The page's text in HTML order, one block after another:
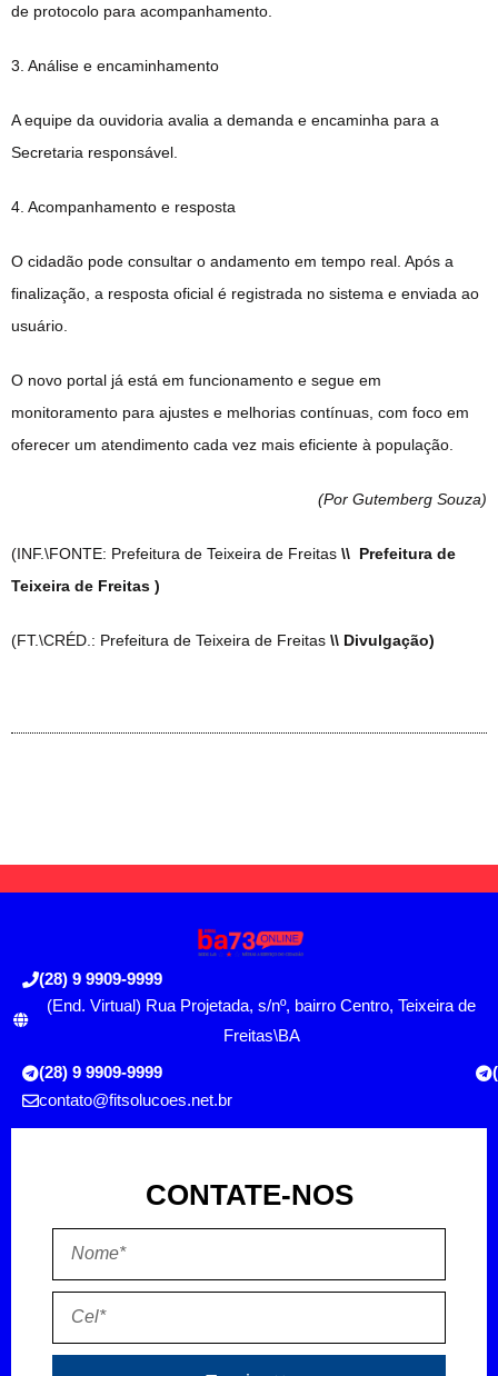
de protocolo para acompanhamento.
3. Análise e encaminhamento
A equipe da ouvidoria avalia a demanda e encaminha para a
Secretaria responsável.
4. Acompanhamento e resposta
O cidadão pode consultar o andamento em tempo real. Após a
finalização, a resposta oficial é registrada no sistema e enviada ao
usuário.
O novo portal já está em funcionamento e segue em
monitoramento para ajustes e melhorias contínuas, com foco em
oferecer um atendimento cada vez mais eficiente à população.
(Por Gutemberg Souza)
(INF.\FONTE: Prefeitura de Teixeira de Freitas \\ Prefeitura de
Teixeira de Freitas )
(FT.\CRÉD.: Prefeitura de Teixeira de Freitas \\ Divulgação)
(28) 9 9909-9999
(End. Virtual) Rua Projetada, s/nº, bairro Centro, Teixeira de
Freitas\BA
(28) 9 9909-9999
contato@fitsolucoes.net.br
CONTATE-NOS